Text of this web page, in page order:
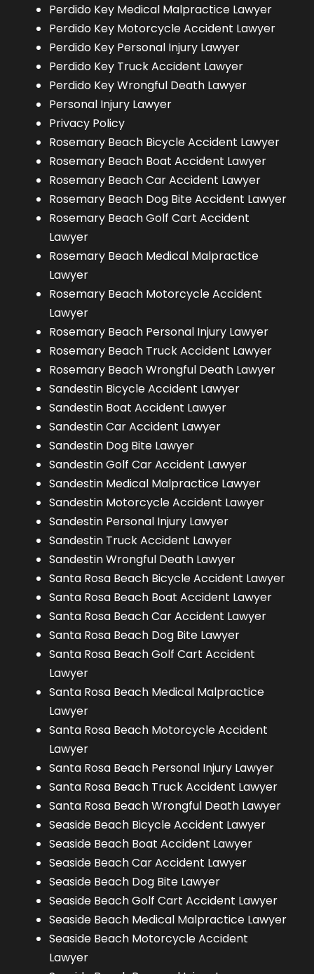
Perdido Key Medical Malpractice Lawyer
Perdido Key Motorcycle Accident Lawyer
Perdido Key Personal Injury Lawyer
Perdido Key Truck Accident Lawyer
Perdido Key Wrongful Death Lawyer
Personal Injury Lawyer
Privacy Policy
Rosemary Beach Bicycle Accident Lawyer
Rosemary Beach Boat Accident Lawyer
Rosemary Beach Car Accident Lawyer
Rosemary Beach Dog Bite Accident Lawyer
Rosemary Beach Golf Cart Accident
Lawyer
Rosemary Beach Medical Malpractice
Lawyer
Rosemary Beach Motorcycle Accident
Lawyer
Rosemary Beach Personal Injury Lawyer
Rosemary Beach Truck Accident Lawyer
Rosemary Beach Wrongful Death Lawyer
Sandestin Bicycle Accident Lawyer
Sandestin Boat Accident Lawyer
Sandestin Car Accident Lawyer
Sandestin Dog Bite Lawyer
Sandestin Golf Car Accident Lawyer
Sandestin Medical Malpractice Lawyer
Sandestin Motorcycle Accident Lawyer
Sandestin Personal Injury Lawyer
Sandestin Truck Accident Lawyer
Sandestin Wrongful Death Lawyer
Santa Rosa Beach Bicycle Accident Lawyer
Santa Rosa Beach Boat Accident Lawyer
Santa Rosa Beach Car Accident Lawyer
Santa Rosa Beach Dog Bite Lawyer
Santa Rosa Beach Golf Cart Accident
Lawyer
Santa Rosa Beach Medical Malpractice
Lawyer
Santa Rosa Beach Motorcycle Accident
Lawyer
Santa Rosa Beach Personal Injury Lawyer
Santa Rosa Beach Truck Accident Lawyer
Santa Rosa Beach Wrongful Death Lawyer
Seaside Beach Bicycle Accident Lawyer
Seaside Beach Boat Accident Lawyer
Seaside Beach Car Accident Lawyer
Seaside Beach Dog Bite Lawyer
Seaside Beach Golf Cart Accident Lawyer
Seaside Beach Medical Malpractice Lawyer
Seaside Beach Motorcycle Accident
Lawyer